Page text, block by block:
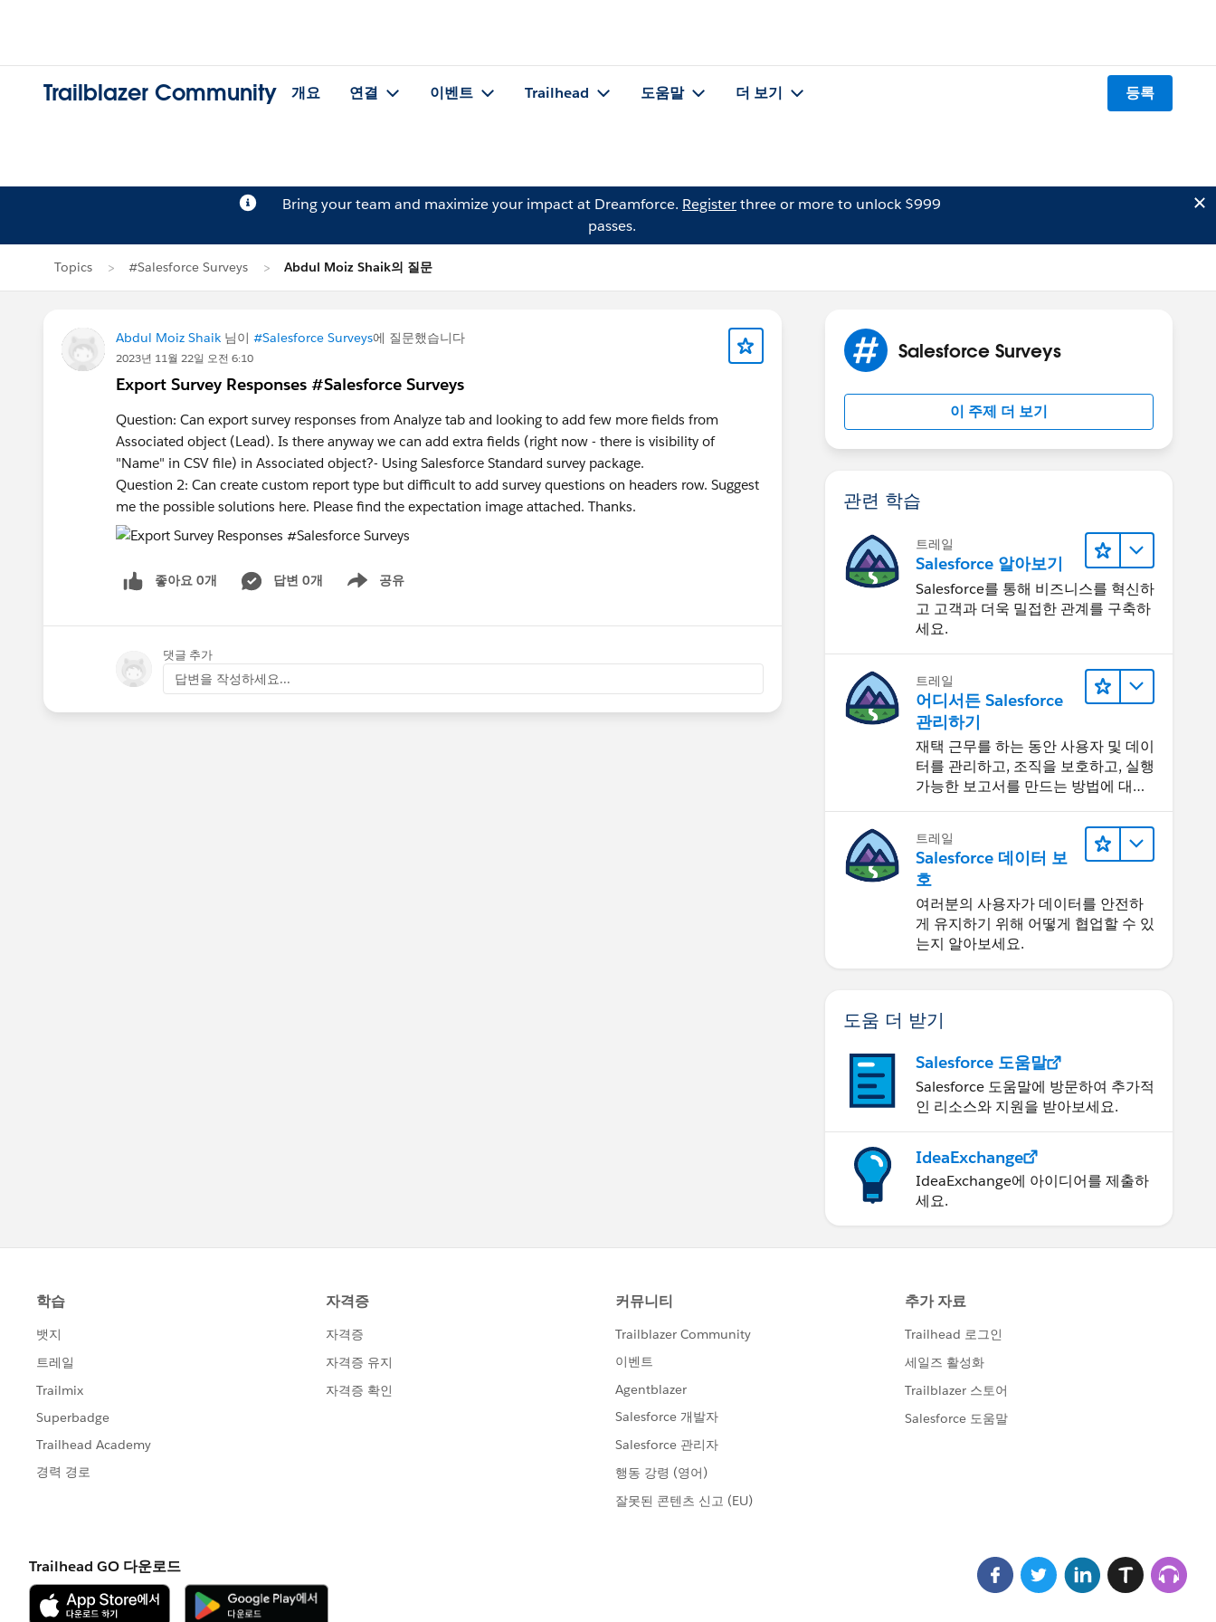
Trailblazer Community 개요 연결 이벤트 Trailhead 도움말 더 보기 등록
Bring your team and maximize your impact at Dreamforce. Registerthree or more to unlock $999
passes.
Topics #Salesforce Surveys Abdul Moiz Shaik의 질문
Abdul Moiz Shaik 님이 #Salesforce Surveys에 질문했습니다
2023년 11월 22일 오전 6:10
Export Survey Responses #Salesforce Surveys
Question: Can export survey responses from Analyze tab and looking to add few more fields from
Associated object (Lead). Is there anyway we can add extra fields (right now - there is visibility of
"Name" in CSV file) in Associated object?- Using Salesforce Standard survey package.
Question 2: Can create custom report type but difficult to add survey questions on headers row. Suggest
me the possible solutions here. Please find the expectation image attached. Thanks.
좋아요 0개 답변 0개 공유
Show menu
댓글 추가
답변을 작성하세요...
Salesforce Surveys
이 주제 더 보기
관련 학습
트레일
Salesforce 알아보기
Salesforce를 통해 비즈니스를 혁신하
고 고객과 더욱 밀접한 관계를 구축하
세요.
트레일
어디서든 Salesforce
관리하기
재택 근무를 하는 동안 사용자 및 데이
터를 관리하고, 조직을 보호하고, 실행
가능한 보고서를 만드는 방법에 대해
트레일
Salesforce 데이터 보
호
여러분의 사용자가 데이터를 안전하
게 유지하기 위해 어떻게 협업할 수 있
는지 알아보세요.
도움 더 받기
Salesforce 도움말
Salesforce 도움말에 방문하여 추가적
인 리소스와 지원을 받아보세요.
IdeaExchange
IdeaExchange에 아이디어를 제출하
세요.